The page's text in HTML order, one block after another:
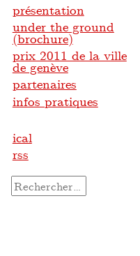
présentation
under the ground
(brochure)
prix 2011 de la ville
de genève
partenaires
infos pratiques
ical
rss
Rechercher :